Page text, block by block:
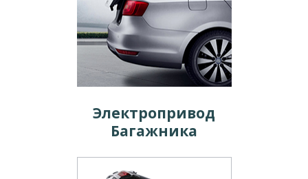
Электропривод
Багажника